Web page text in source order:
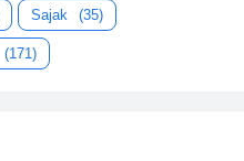
Sajak (35)
(171)